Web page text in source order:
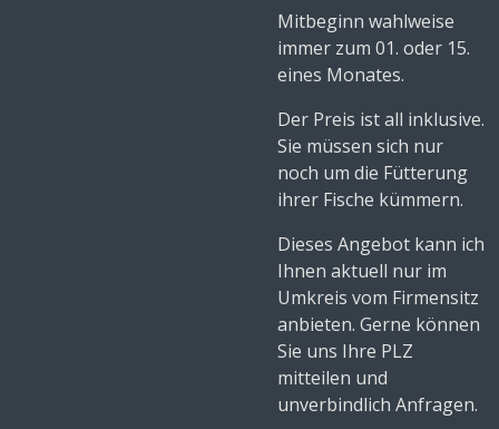
Mitbeginn wahlweise
immer zum 01. oder 15.
eines Monates.
Der Preis ist all inklusive.
Sie müssen sich nur
noch um die Fütterung
ihrer Fische kümmern.
Dieses Angebot kann ich
Ihnen aktuell nur im
Umkreis vom Firmensitz
anbieten. Gerne können
Sie uns Ihre PLZ
mitteilen und
unverbindlich Anfragen.